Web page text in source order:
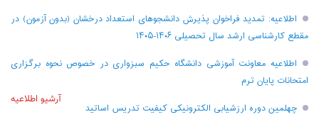
اطلاعیه: تمدید فراخوان پذیرش دانشجو‌های استعداد درخشان (بدون آزمون) در
مقطع کارشناسی ارشد سال تحصیلی ۱۴۰۶-۱۴۰۵
اطلاعیه معاونت آموزشی دانشگاه حکیم سبزواری در خصوص نحوه برگزاری
امتحانات پایان ترم
چهلمین دوره ارزشیابی الکترونیکی کیفیت تدریس اساتید
آرشیو اطلاعیه